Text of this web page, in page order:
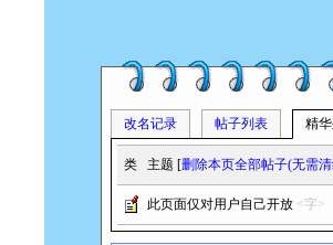
改名记录 帖子列表 精
类 主题 [删除本页全部帖子(无需
此页面仅对用户自己开放 <字>